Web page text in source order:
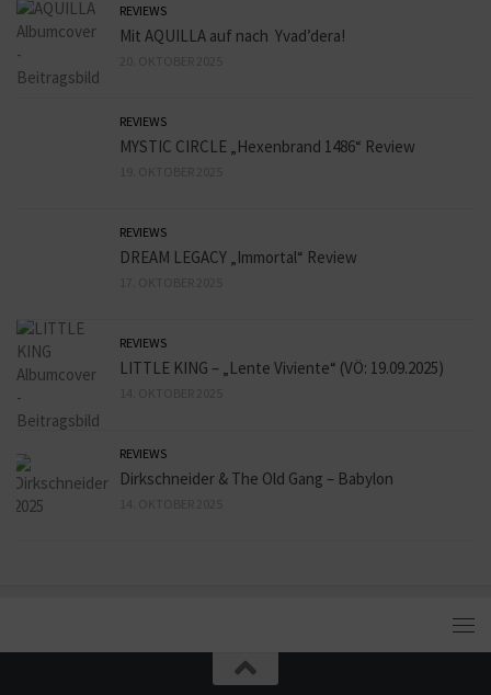
REVIEWS
Mit AQUILLA auf nach Yvad’dera!
REVIEWS
MYSTIC CIRCLE „Hexenbrand 1486“ Review
REVIEWS
DREAM LEGACY „Immortal“ Review
REVIEWS
LITTLE KING – „Lente Viviente“ (VÖ: 19.09.2025)
REVIEWS
Dirkschneider & The Old Gang – Babylon